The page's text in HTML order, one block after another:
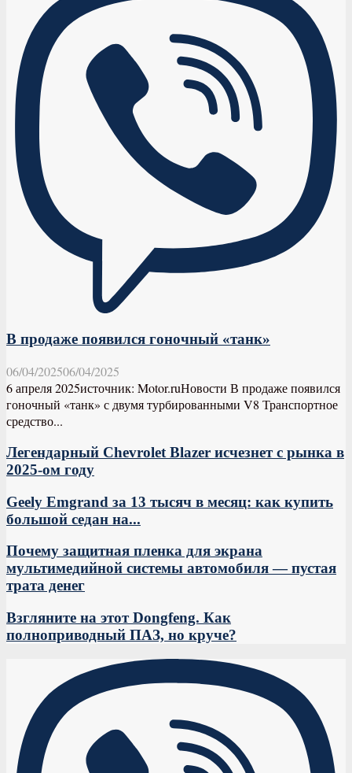
В продаже появился гоночный «танк»
06/04/202506/04/2025
6 апреля 2025источник: Motor.ruНовости В продаже появился
гоночный «танк» с двумя турбированными V8 Транспортное
средство...
Легендарный Chevrolet Blazer исчезнет с рынка в
2025-ом году
Geely Emgrand за 13 тысяч в месяц: как купить
большой седан на...
Почему защитная пленка для экрана
мультимедийной системы автомобиля — пустая
трата денег
Взгляните на этот Dongfeng. Как
полноприводный ПАЗ, но круче?